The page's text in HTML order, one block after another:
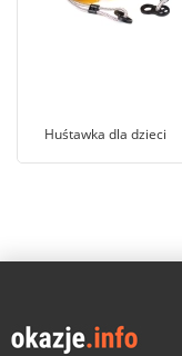
Huśtawka dla dzieci